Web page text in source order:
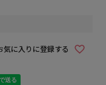
気に入りに登録する